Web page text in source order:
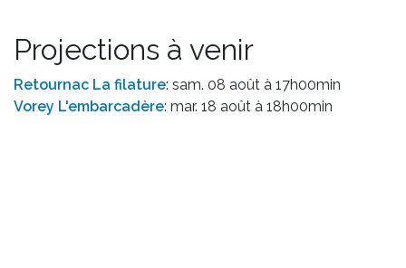
Projections à venir
Retournac La filature: sam. 08 août à 17h00min
Vorey L'embarcadère: mar. 18 août à 18h00min